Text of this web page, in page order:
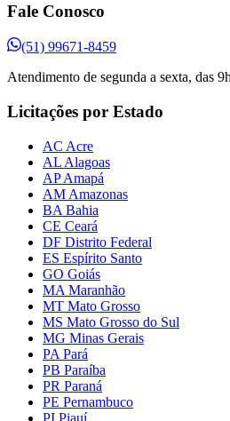
Fale Conosco
(51) 99671-8459
Atendimento de segunda a sexta, das
Licitações por Estado
AC Acre
AL Alagoas
AP Amapá
AM Amazonas
BA Bahia
CE Ceará
DF Distrito Federal
ES Espírito Santo
GO Goiás
MA Maranhão
MT Mato Grosso
MS Mato Grosso do Sul
MG Minas Gerais
PA Pará
PB Paraíba
PR Paraná
PE Pernambuco
PI Piauí